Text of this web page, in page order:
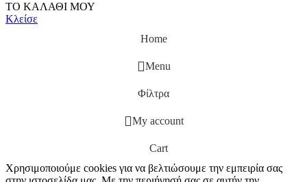
ΤΟ ΚΑΛΑΘΙ ΜΟΥ
Κλείσε
Home
Menu
Φίλτρα
My account
Cart
Χρησιμοποιούμε cookies για να βελτιώσουμε την εμπειρία σας